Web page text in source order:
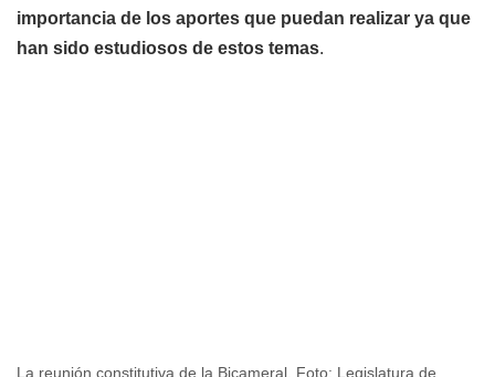
importancia de los aportes que puedan realizar ya que
han sido estudiosos de estos temas.
La reunión constitutiva de la Bicameral. Foto: Legislatura de